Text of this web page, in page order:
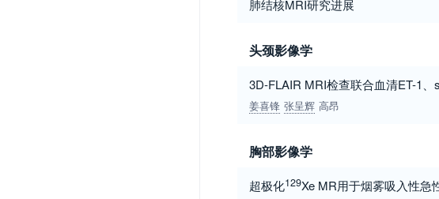
肺结核MRI研究进展
头颈影像学
3D-FLAIR MRI检查联合血清ET-1
姜喜锋 张呈辉 高昂
胸部影像学
超极化129Xe MR用于烟雾吸入性急